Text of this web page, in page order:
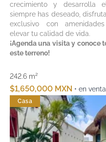
crecimiento y desarrolla
siempre has deseado,
exclusivo con
elevar tu calidad de vida.
¡Agenda una visita y conoce
este terreno!
242.6 m²
$1,650,000 MXN • en venta
Casa